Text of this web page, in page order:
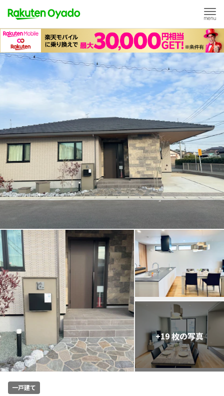
+19 枚の写真
一戸建て